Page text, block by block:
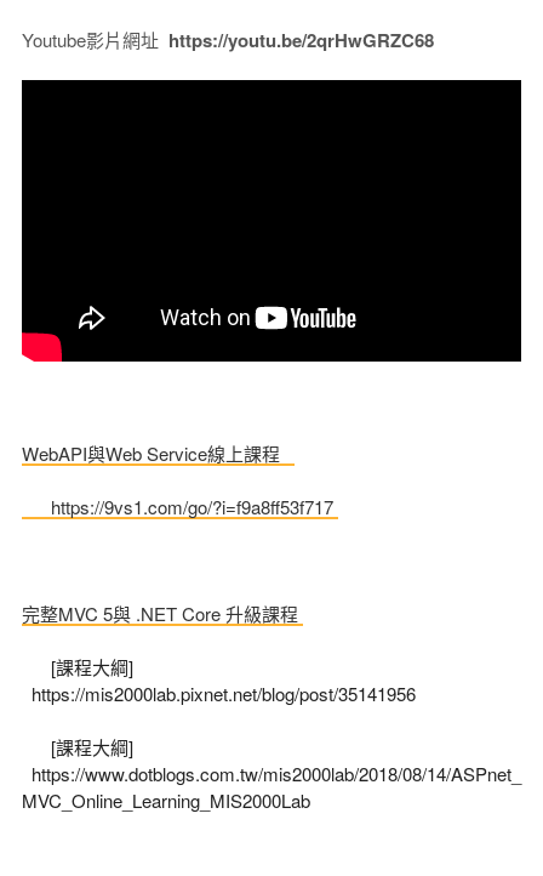
Youtube影片網址 https://youtu.be/2qrHwGRZC68
WebAPI與Web Service線上課程
https://9vs1.com/go/?i=f9a8ff53f717
完整MVC 5與 .NET Core 升級課程
[課程大綱]
https://mis2000lab.pixnet.net/blog/post/35141956
[課程大綱]
https://www.dotblogs.com.tw/mis2000lab/2018/08/14/ASPnet_
MVC_Online_Learning_MIS2000Lab